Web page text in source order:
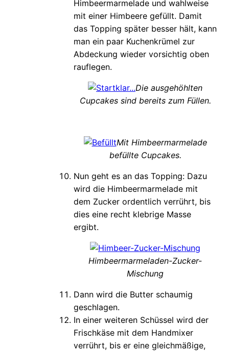
Himbeermarmelade und wahlweise
mit einer Himbeere gefüllt. Damit
das Topping später besser hält, kann
man ein paar Kuchenkrümel zur
Abdeckung wieder vorsichtig oben
rauflegen.
Die ausgehöhlten
Cupcakes sind bereits zum Füllen.
Mit Himbeermarmelade
befüllte Cupcakes.
Nun geht es an das Topping: Dazu
wird die Himbeermarmelade mit
dem Zucker ordentlich verrührt, bis
dies eine recht klebrige Masse
ergibt.
Himbeermarmeladen-Zucker-
Mischung
Dann wird die Butter schaumig
geschlagen.
In einer weiteren Schüssel wird der
Frischkäse mit dem Handmixer
verrührt, bis er eine gleichmäßige,